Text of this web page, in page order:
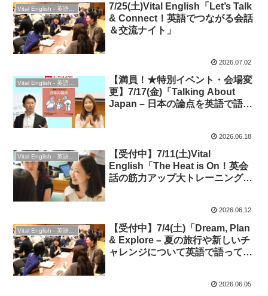
Vital English - 英語勉強会
7/25(土)Vital English「Let’s Talk
& Connect！英語でつながる会話
＆交流ナイト」
2026.07.02
Vital English - 英語勉強会
【満員！★特別イベント・会場変
更】7/17(金)「Talking About
Japan – 日本の論点を英語で語っ
2026.06.18
Vital English - 英語勉強会
【受付中】7/11(土)Vital
English「The Heat is On！英会
話の筋力アップ大トレーニング＆
2026.06.12
Vital English - 英語勉強会
【受付中】7/4(土)「Dream, Plan
& Explore – 夏の旅行や新しいチ
ャレンジについて英語で語って交
2026.06.05